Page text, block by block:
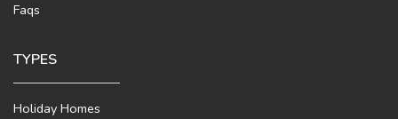
Faqs
TYPES
Holiday Homes